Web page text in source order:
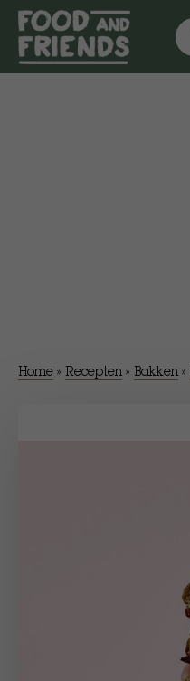
Home » Recepten » Bakken »